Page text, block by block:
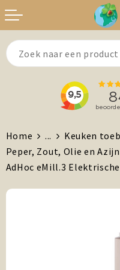
Agenda's + Kalenders
Auto en Fiets
Antistress artikelen
Brievenbuspost
Beurzen & Events
Chocolade
Dag van de Zorg
Gefeliciteerd
Home ...
Keuken
Peper, Zout, Olie en
AdHoc eMill.3